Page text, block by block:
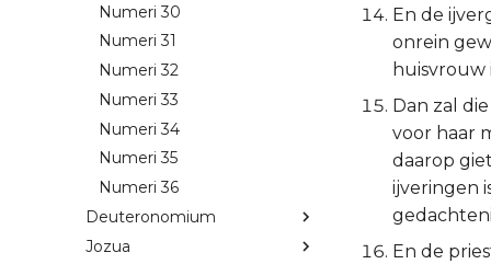
Numeri 30
Numeri 31
Numeri 32
Numeri 33
Numeri 34
Numeri 35
Numeri 36
Deuteronomium
Jozua
En de
onrein
huisvrouw
Dan zal
voor haar
daarop
ijveringen
En de